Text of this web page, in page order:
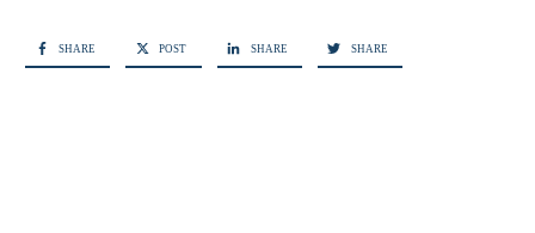
SHARE POST SHARE SHARE